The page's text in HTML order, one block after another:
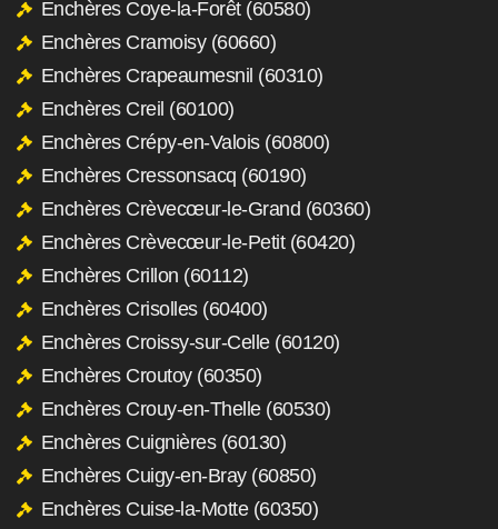
Enchères Coye-la-Forêt (60580)
Enchères Cramoisy (60660)
Enchères Crapeaumesnil (60310)
Enchères Creil (60100)
Enchères Crépy-en-Valois (60800)
Enchères Cressonsacq (60190)
Enchères Crèvecœur-le-Grand (60360)
Enchères Crèvecœur-le-Petit (60420)
Enchères Crillon (60112)
Enchères Crisolles (60400)
Enchères Croissy-sur-Celle (60120)
Enchères Croutoy (60350)
Enchères Crouy-en-Thelle (60530)
Enchères Cuignières (60130)
Enchères Cuigy-en-Bray (60850)
Enchères Cuise-la-Motte (60350)